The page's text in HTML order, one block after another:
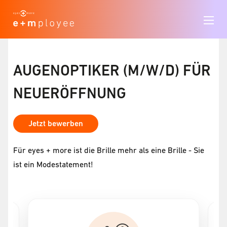
AUGENOPTIKER (M/W/D) FÜR
NEUERÖFFNUNG
Jetzt bewerben
Für eyes + more ist die Brille mehr als eine Brille - Sie
ist ein Modestatement!